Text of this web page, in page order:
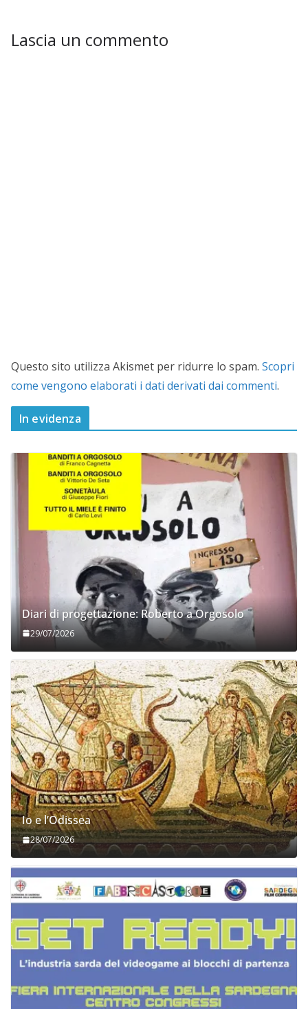
Lascia un commento
Questo sito utilizza Akismet per ridurre lo spam. Scopri
come vengono elaborati i dati derivati dai commenti.
In evidenza
Diari di progettazione: Roberto a Orgosolo
29/07/2026
Io e l’Odissea
28/07/2026